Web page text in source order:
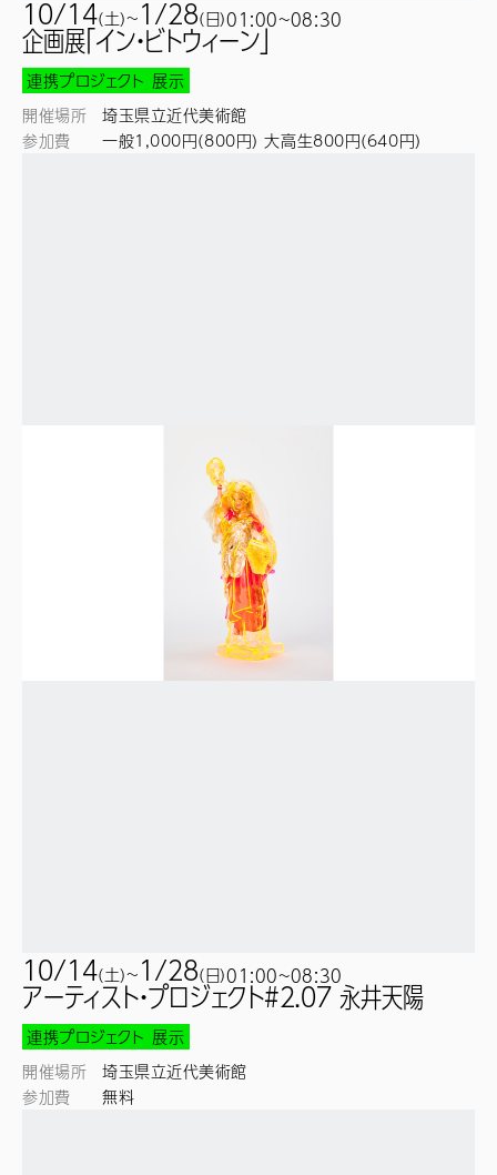
10/14(土)~1/28(日)01:00~08:30
企画展「イン・ビトウィーン」
連携プロジェクト 展示
開催場所
埼玉県立近代美術館
参加費
一般1,000円(800円) 大高生800円(640円)
10/14(土)~1/28(日)01:00~08:30
アーティスト・プロジェクト#2.07 永井天陽
連携プロジェクト 展示
開催場所
埼玉県立近代美術館
参加費
無料